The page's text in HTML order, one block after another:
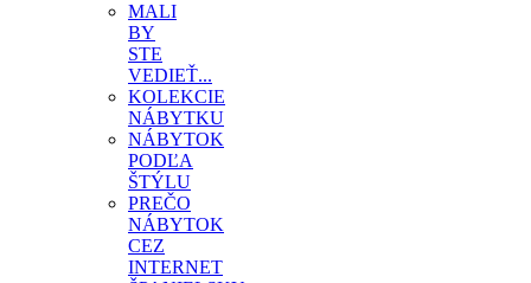
MALI
BY
STE
VEDIEŤ...
KOLEKCIE
NÁBYTKU
NÁBYTOK
PODĽA
ŠTÝLU
PREČO
NÁBYTOK
CEZ
INTERNET